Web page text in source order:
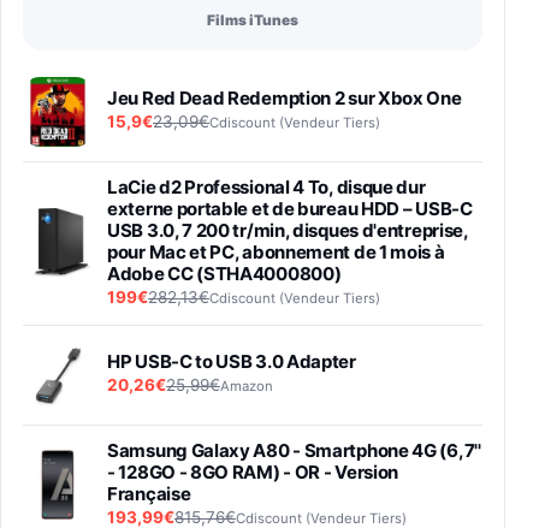
Films iTunes
Jeu Red Dead Redemption 2 sur Xbox One
15,9€23,09€Cdiscount (Vendeur Tiers)
LaCie d2 Professional 4 To, disque dur
externe portable et de bureau HDD – USB-C
USB 3.0, 7 200 tr/min, disques d'entreprise,
pour Mac et PC, abonnement de 1 mois à
Adobe CC (STHA4000800)
199€282,13€Cdiscount (Vendeur Tiers)
HP USB-C to USB 3.0 Adapter
20,26€25,99€Amazon
Samsung Galaxy A80 - Smartphone 4G (6,7''
- 128GO - 8GO RAM) - OR - Version
Française
193,99€815,76€Cdiscount (Vendeur Tiers)